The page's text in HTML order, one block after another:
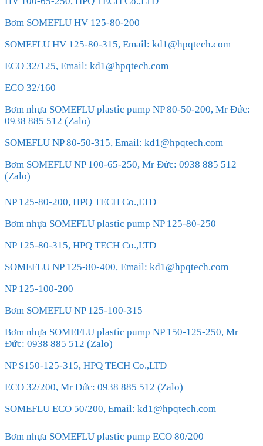
Bơm SOMEFLU HV 125-80-200
SOMEFLU HV 125-80-315, Email: kd1@hpqtech.com
ECO 32/125, Email: kd1@hpqtech.com
ECO 32/160
Bơm nhựa SOMEFLU plastic pump NP 80-50-200, Mr Đức:
0938 885 512 (Zalo)
SOMEFLU NP 80-50-315, Email: kd1@hpqtech.com
Bơm SOMEFLU NP 100-65-250, Mr Đức: 0938 885 512
(Zalo)
NP 125-80-200, HPQ TECH Co.,LTD
Bơm nhựa SOMEFLU plastic pump NP 125-80-250
NP 125-80-315, HPQ TECH Co.,LTD
SOMEFLU NP 125-80-400, Email: kd1@hpqtech.com
NP 125-100-200
Bơm SOMEFLU NP 125-100-315
Bơm nhựa SOMEFLU plastic pump NP 150-125-250, Mr
Đức: 0938 885 512 (Zalo)
NP S150-125-315, HPQ TECH Co.,LTD
ECO 32/200, Mr Đức: 0938 885 512 (Zalo)
SOMEFLU ECO 50/200, Email: kd1@hpqtech.com
Bơm nhựa SOMEFLU plastic pump ECO 80/200